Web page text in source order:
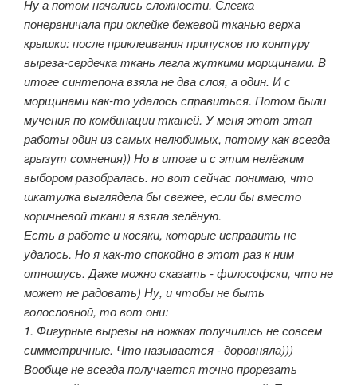
Ну а потом начались сложности. Слегка
понервничала при оклейке бежевой тканью верха
крышки: после приклеивания припусков по контуру
выреза-сердечка ткань легла жуткими морщинами. В
итоге синтепона взяла не два слоя, а один. И с
морщинами как-то удалось справиться. Потом были
мучения по комбинации тканей. У меня этот этап
работы один из самых нелюбимых, потому как всегда
грызут сомнения)) Но в итоге и с этим нелёгким
выбором разобралась. но вот сейчас понимаю, что
шкатулка выглядела бы свежее, если бы вместо
коричневой ткани я взяла зелёную.
Есть в работе и косяки, которые исправить не
удалось. Но я как-то спокойно в этот раз к ним
отношусь. Даже можно сказать - философски, что не
может не радовать) Ну, и чтобы не быть
голословной, то вот они:
1. Фигурные вырезы на ножках получились не совсем
симметричные. Что называется - доровняла)))
Вообще не всегда получается точно прорезать